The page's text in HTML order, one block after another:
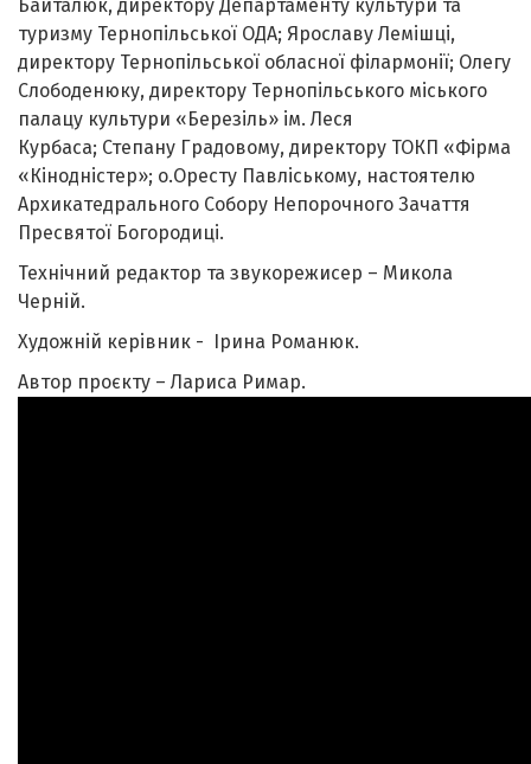
Байталюк, директору Департаменту культури та
туризму Тернопільської ОДА; Ярославу Лемішці,
директору Тернопільської обласної філармонії; Олегу
Слободенюку, директору Тернопільського міського
палацу культури «Березіль» ім. Леся
Курбаса; Степану Градовому, директору ТОКП «Фірма
«Кінодністер»; о.Оресту Павліському, настоятелю
Архикатедрального Собору Непорочного Зачаття
Пресвятої Богородиці.
Технічний редактор та звукорежисер – Микола
Черній.
Художній керівник - Ірина Романюк.
Автор проєкту – Лариса Римар.